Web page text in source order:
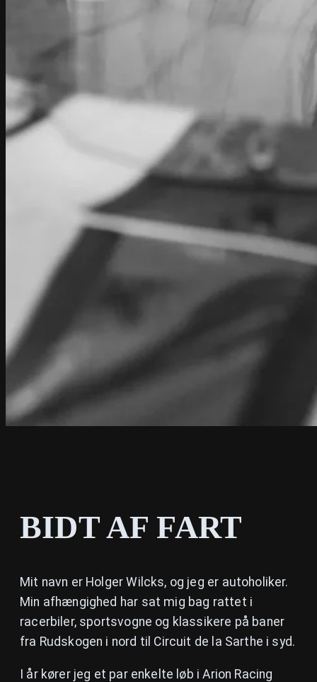
BIDT AF FART
Mit navn er Holger Wilcks, og jeg er autoholiker.
Min afhængighed har sat mig bag rattet i
racerbiler, sportsvogne og klassikere på baner
fra Rudskogen i nord til Circuit de la Sarthe i syd.
I år kører jeg et par enkelte løb i Arion Racing